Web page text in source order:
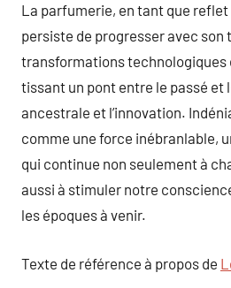
La parfumerie, en tant que reflet
persiste de progresser avec son
transformations technologiques
tissant un pont entre le passé et
ancestrale et l’innovation.
comme une force inébranlable,
qui continue non seulement à
aussi à stimuler notre
les époques à venir.
Texte de référence à propos de